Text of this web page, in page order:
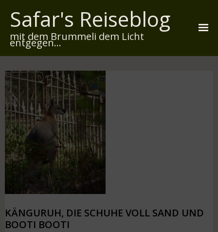
Safar's Reiseblog
mit dem Brummeli dem Licht
entgegen...
Über mich
Reiserouten
Widmung
Kontakt
Impressum
Datenschutz
KÄNGURUH, DIE SCHUHE VOLL SAND UND
BOOTI BOOTI